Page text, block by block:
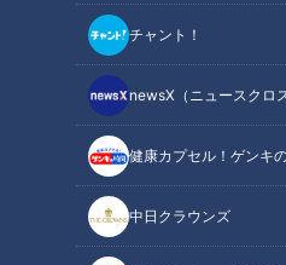
チャント！
newsX（ニュースクロス
健康カプセル！ゲンキ
中日クラウンズ
王座決定戦】 畑中建
合を、9月9日(土)に
占ライブ配信決定！解
記事